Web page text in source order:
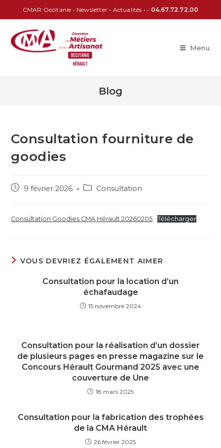
CMAR Occitanie • Newsletter • Actualités • • 04.67.72.72.00
Menu
Blog
Consultation fourniture de
goodies
9 février 2026 Consultation
Consultation Goodies CMA Hérault 20260205 Télécharger
VOUS DEVRIEZ ÉGALEMENT AIMER
Consultation pour la location d’un
échafaudage
15 novembre 2024
Consultation pour la réalisation d’un dossier
de plusieurs pages en presse magazine sur le
Concours Hérault Gourmand 2025 avec une
couverture de Une
18 mars 2025
Consultation pour la fabrication des trophées
de la CMA Hérault
26 février 2025